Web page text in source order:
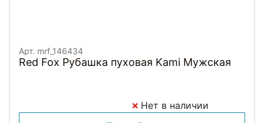
Арт. mrf_146434
Red Fox Рубашка пуховая Kami Мужская
Нет в наличии